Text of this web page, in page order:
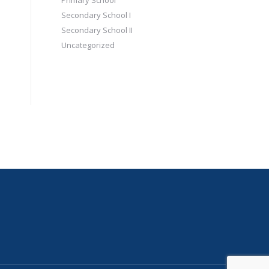
Secondary School I
Secondary School II
Uncategorized